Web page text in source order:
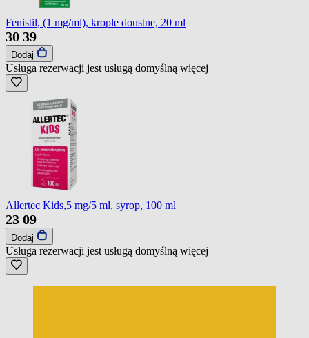
Fenistil, (1 mg/ml), krople doustne, 20 ml
30 39
Dodaj
Usługa rezerwacji jest usługą domyślną więcej
Allertec Kids,5 mg/5 ml, syrop, 100 ml
23 09
Dodaj
Usługa rezerwacji jest usługą domyślną więcej